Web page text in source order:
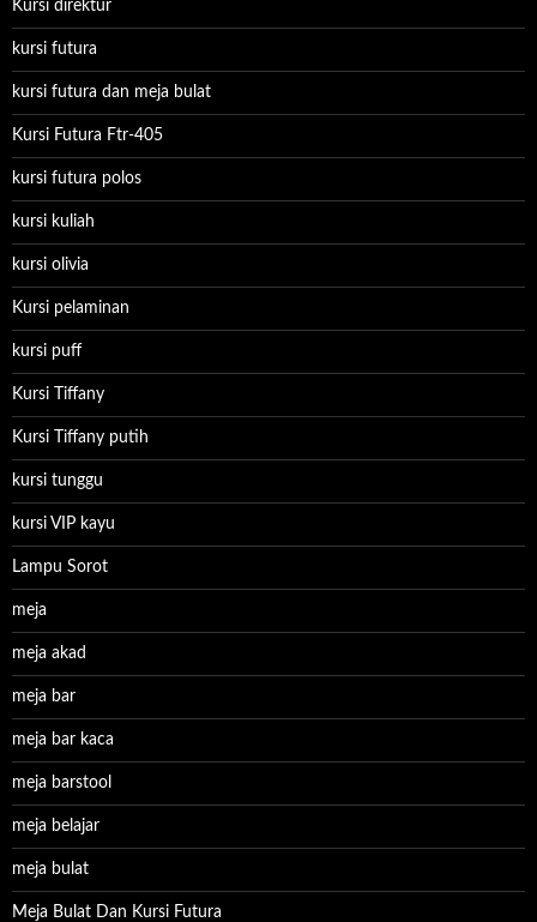
Kursi direktur
kursi futura
kursi futura dan meja bulat
Kursi Futura Ftr-405
kursi futura polos
kursi kuliah
kursi olivia
Kursi pelaminan
kursi puff
Kursi Tiffany
Kursi Tiffany putih
kursi tunggu
kursi VIP kayu
Lampu Sorot
meja
meja akad
meja bar
meja bar kaca
meja barstool
meja belajar
meja bulat
Meja Bulat Dan Kursi Futura